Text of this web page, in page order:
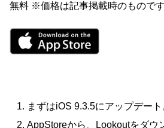
無料 ※価格は記事掲載時のものです
まずはiOS 9.3.5にアップデート
AppStoreから、Lookoutをダウ